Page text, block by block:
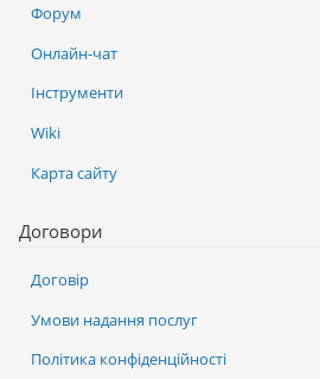
Форум
Онлайн-чат
Інструменти
Wiki
Карта сайту
Договори
Договір
Умови надання послуг
Політика конфіденційності